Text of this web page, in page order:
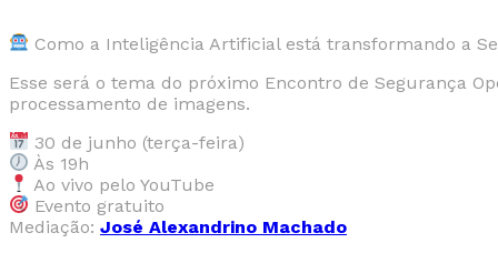
Como a Inteligência Artificial está transformando a
Esse será o tema do próximo Encontro de Segurança
processamento de imagens.
30 de junho (terça-feira)
Às 19h
Ao vivo pelo YouTube
Evento gratuito
Mediação: José Alexandrino Machado